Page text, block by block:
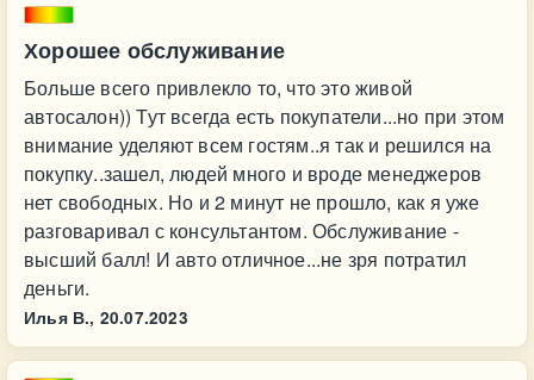
Хорошее обслуживание
Больше всего привлекло то, что это живой
автосалон)) Тут всегда есть покупатели...но при этом
внимание уделяют всем гостям..я так и решился на
покупку..зашел, людей много и вроде менеджеров
нет свободных. Но и 2 минут не прошло, как я уже
разговаривал с консультантом. Обслуживание -
высший балл! И авто отличное...не зря потратил
деньги.
Илья В., 20.07.2023